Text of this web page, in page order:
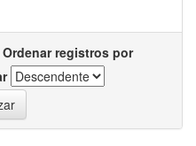
Ordenar registros por